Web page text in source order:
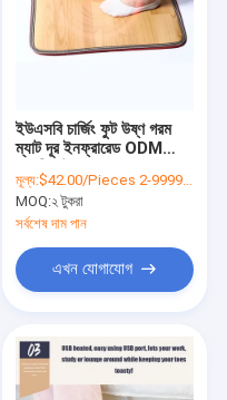
ইউএসবি চার্জিং ফুট উষ্ণ গরম
ম্যাট দূর ইনফ্রারেড ODM
মূল্য:$42.00/Pieces 2-9999 Pieces
MOQ:২ টুকরা
সর্বশেষ দাম পান
এখন যোগাযোগ